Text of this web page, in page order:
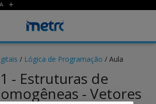
A add
/ Lógica de Programação / Aula
- Estruturas de
- Vetores